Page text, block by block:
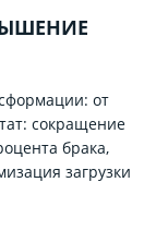
от
сокращение
брака,
загрузки